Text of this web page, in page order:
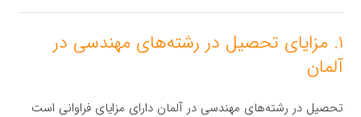
۱. مزایای تحصیل در رشته‌های مهندسی در
آلمان
تحصیل در رشته‌های مهندسی در آلمان دارای مزایای فراوانی است